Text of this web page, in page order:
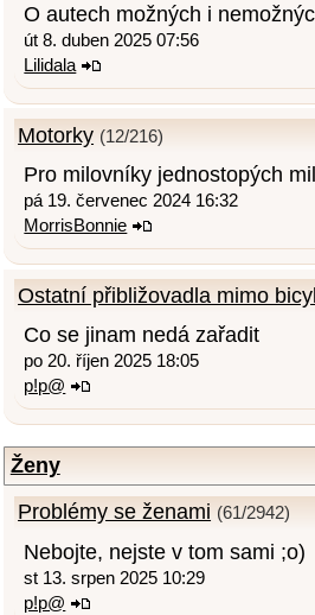
O autech možných i
út 8. duben 2025 07:56
Lilidala
Motorky (12/216)
Pro milovníky jednostopých
pá 19. červenec 2024 16:32
MorrisBonnie
Ostatní přibližovadla mimo
Co se jinam nedá zařadit
po 20. říjen 2025 18:05
p!p@
Ženy
Problémy se ženami (61/2942)
Nebojte, nejste v tom sami ;o)
st 13. srpen 2025 10:29
p!p@